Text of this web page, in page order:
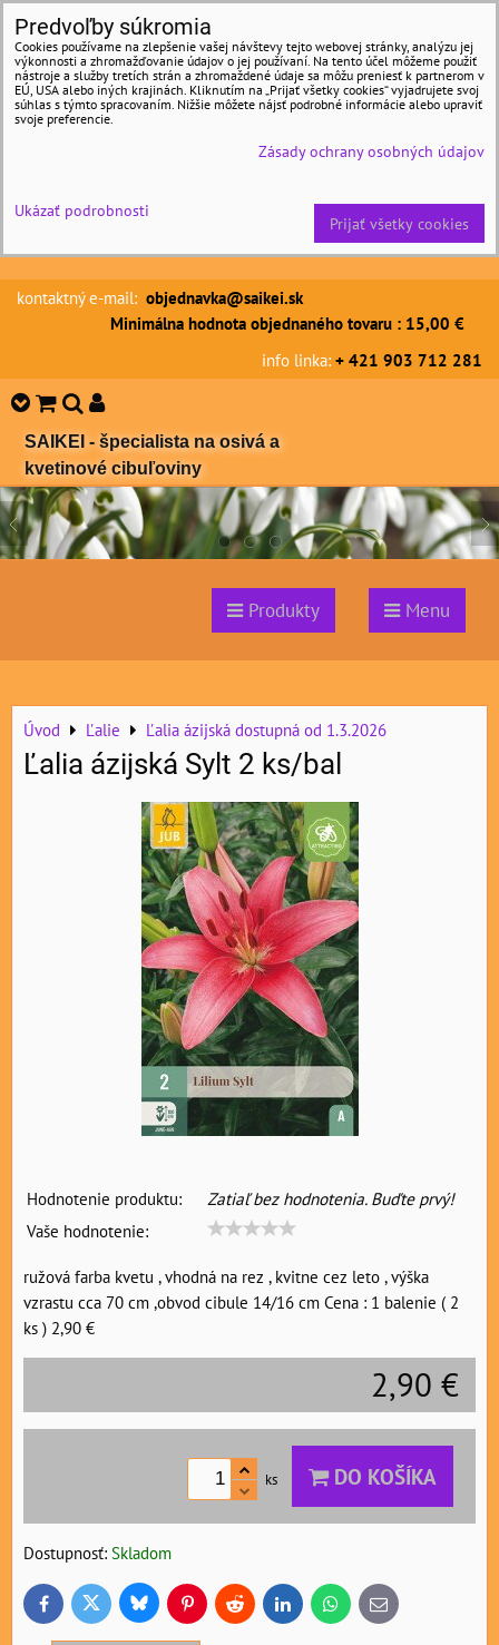
kontaktný e-mail: objednavka@saikei.sk
Minimálna hodnota objednaného tovaru : 15,00 €
info linka: + 421 903 712 281
SAIKEI - špecialista na osivá a
kvetinové cibuľoviny
Produkty Menu
Úvod Ľalie Ľalia ázijská dostupná od 1.3.2026
Ľalia ázijská Sylt 2 ks/bal
Hodnotenie produktu:
Zatiaľ bez hodnotenia. Buďte prvý!
Vaše hodnotenie:
ružová farba kvetu , vhodná na rez , kvitne cez leto , výška
vzrastu cca 70 cm ,obvod cibule 14/16 cm Cena : 1 balenie ( 2
ks ) 2,90 €
2,90 €
ks DO KOŠÍKA
Dostupnosť: Skladom
FacebookTwitter BlueskyPinterestReddit LinkedInWhatsApp
E-
mail
Predvoľby súkromia
Cookies používame na zlepšenie vašej návštevy tejto webovej stránky, analýzu jej
výkonnosti a zhromažďovanie údajov o jej používaní. Na tento účel môžeme použiť
nástroje a služby tretích strán a zhromaždené údaje sa môžu preniesť k partnerom v
EÚ, USA alebo iných krajinách. Kliknutím na „Prijať všetky cookies“ vyjadrujete svoj
súhlas s týmto spracovaním. Nižšie môžete nájsť podrobné informácie alebo upraviť
svoje preferencie.
Zásady ochrany osobných údajov
Ukázať podrobnosti
Prijať všetky cookies